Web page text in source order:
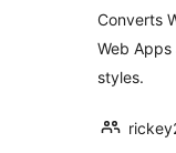
Converts
Web
styles.